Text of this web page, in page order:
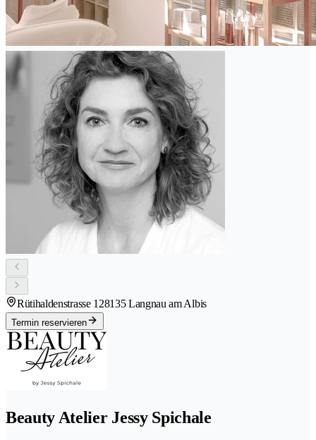
Rütihaldenstrasse 128135 Langnau am Albis
Termin reservieren
Beauty Atelier Jessy Spichale